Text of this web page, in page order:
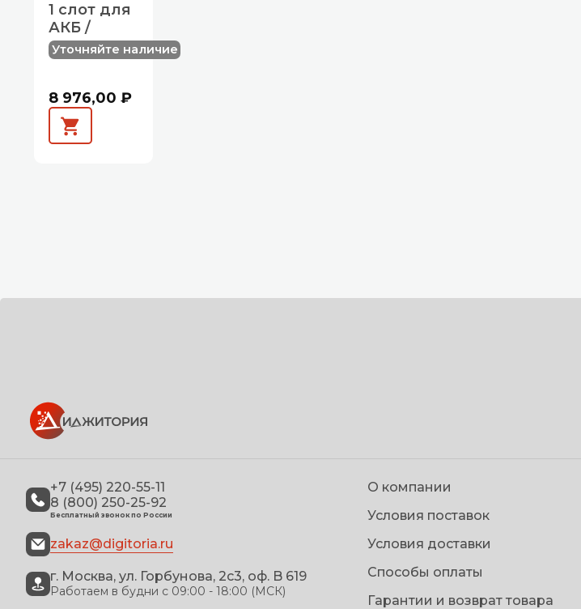
1 слот для
АКБ /
Уточняйте наличие
8 976,00 ₽
+7 (495) 220-55-11
8 (800) 250-25-92
Бесплатный звонок по России
zakaz@digitoria.ru
г. Москва, ул. Горбунова, 2с3, оф. B 619
Работаем в будни с 09:00 - 18:00 (МСК)
О компании
Условия поставок
Условия доставки
Способы оплаты
Гарантии и возврат товара